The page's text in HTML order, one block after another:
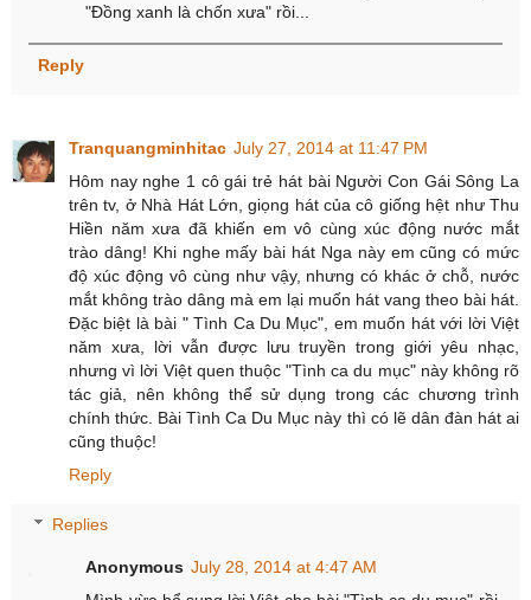
"Đồng xanh là chốn xưa" rồi...
Reply
Tranquangminhitac July 27, 2014 at 11:47 PM
Hôm nay nghe 1 cô gái trẻ hát bài Người Con Gái Sông La
trên tv, ở Nhà Hát Lớn, giọng hát của cô giống hệt như Thu
Hiền năm xưa đã khiến em vô cùng xúc động nước mắt
trào dâng! Khi nghe mấy bài hát Nga này em cũng có mức
độ xúc động vô cùng như vậy, nhưng có khác ở chỗ, nước
mắt không trào dâng mà em lại muốn hát vang theo bài hát.
Đặc biệt là bài " Tình Ca Du Mục", em muốn hát với lời Việt
năm xưa, lời vẫn được lưu truyền trong giới yêu nhạc,
nhưng vì lời Việt quen thuộc "Tình ca du mục" này không rõ
tác giả, nên không thể sử dụng trong các chương trình
chính thức. Bài Tình Ca Du Mục này thì có lẽ dân đàn hát ai
cũng thuộc!
Reply
Replies
Anonymous July 28, 2014 at 4:47 AM